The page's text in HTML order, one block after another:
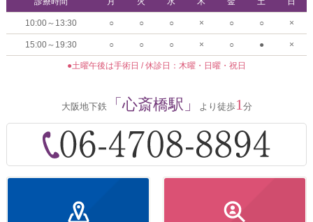
10:00～13:30 ○ ○ ○ × ○ ○ ×
15:00～19:30 ○ ○ ○ × ○ ● ×
●土曜午後は手術日 / 休診日：木曜・日曜・祝日
大阪地下鉄 「心斎橋駅」 より徒歩1 分